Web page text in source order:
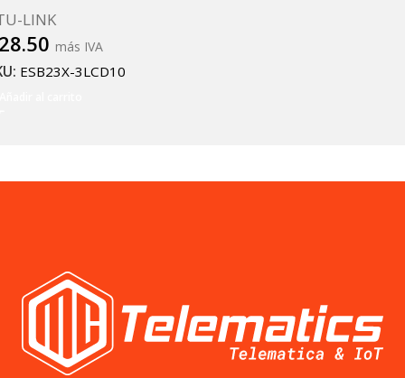
LINK
más IVA
ESB23X-3LCD10